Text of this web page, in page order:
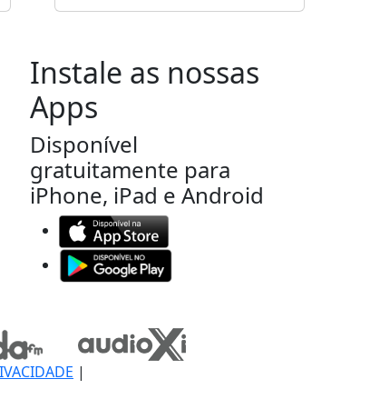
Instale as nossas
Apps
Disponível
gratuitamente para
iPhone, iPad e Android
|